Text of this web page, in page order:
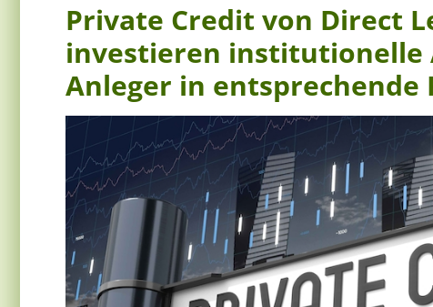
Private Credit von Direct
investieren institutionelle
Anleger in entsprechende